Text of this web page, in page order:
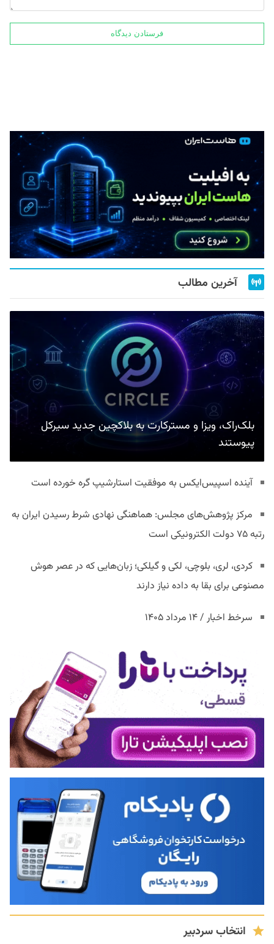
آخرین مطالب
بلک‌راک، ویزا و مسترکارت به بلاکچین جدید سیرکل
پیوستند
آینده اسپیس‌ایکس به موفقیت استارشیپ گره خورده است
مرکز پژوهش‌های مجلس: هماهنگی نهادی شرط رسیدن ایران به
رتبه ۷۵ دولت الکترونیکی است
کردی، لری، بلوچی، لکی و گیلکی؛ زبان‌هایی که در عصر هوش
مصنوعی برای بقا به داده نیاز دارند
سرخط اخبار / ۱۴ مرداد ۱۴۰۵
انتخاب سردبیر